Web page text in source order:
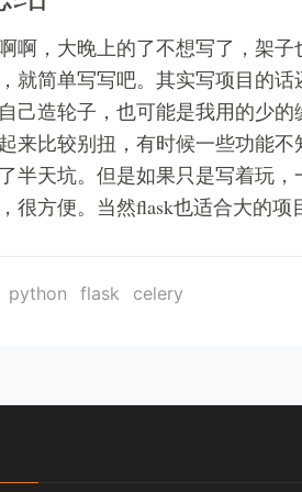
啊，大晚上的了不想写了，架
就简单写写吧。其实写项目的
己造轮子，也可能是我用的少的
来比较别扭，有时候一些功能
半天坑。但是如果只是写着玩
很方便。当然flask也适合大的项
python flask celery